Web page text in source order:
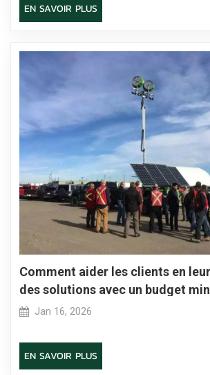
EN SAVOIR PLUS
Comment aider les clients en
des solutions avec un budget
Jan 16, 2026
EN SAVOIR PLUS